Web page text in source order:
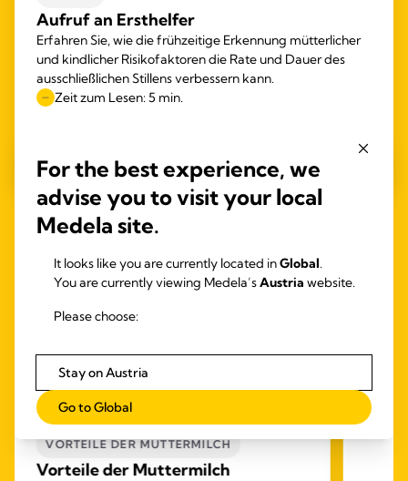
Aufruf an Ersthelfer
Erfahren Sie, wie die frühzeitige Erkennung mütterlicher
und kindlicher Risikofaktoren die Rate und Dauer des
ausschließlichen Stillens verbessern kann.
Zeit zum Lesen: 5 min.
VORTEILE DER MUTTERMILCH
Vorteile der Muttermilch
For the best experience, we
advise you to visit your local
Medela site.
It looks like you are currently located inGlobal.
You are currently viewing Medela’sAustria website.
Please choose:
Stay on Austria
Go to Global